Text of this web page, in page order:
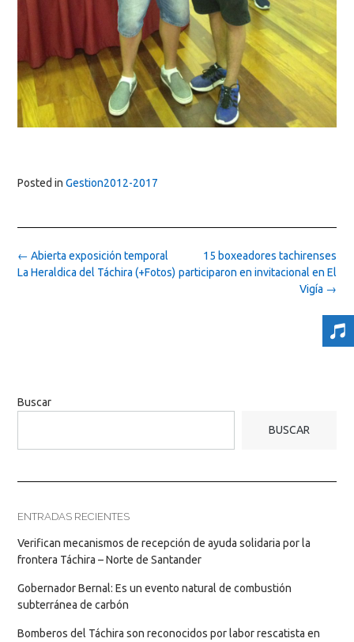
Posted in Gestion2012-2017
Post
navigation
15 boxeadores tachirenses
participaron en invitacional en El
Vigía →
← Abierta exposición temporal
La Heraldica del Táchira (+Fotos)
Buscar
BUSCAR
ENTRADAS RECIENTES
Verifican mecanismos de recepción de ayuda solidaria por la
frontera Táchira – Norte de Santander
Gobernador Bernal: Es un evento natural de combustión
subterránea de carbón
Bomberos del Táchira son reconocidos por labor rescatista en